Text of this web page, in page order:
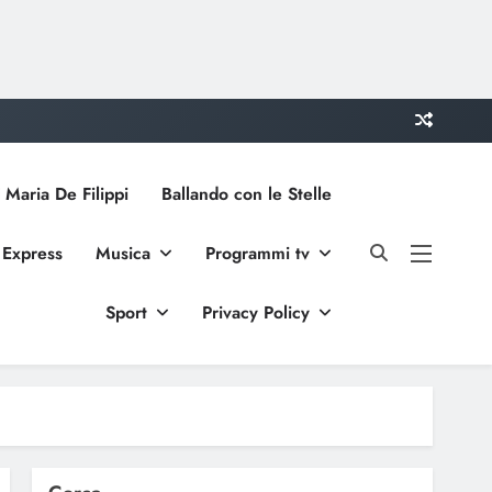
De Filippi Ballando con le Stelle
Musica Programmi tv
Sport Privacy Policy